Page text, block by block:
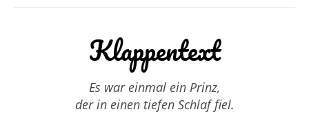
Klappentext
Es war einmal ein Prinz,
der in einen tiefen Schlaf fiel.